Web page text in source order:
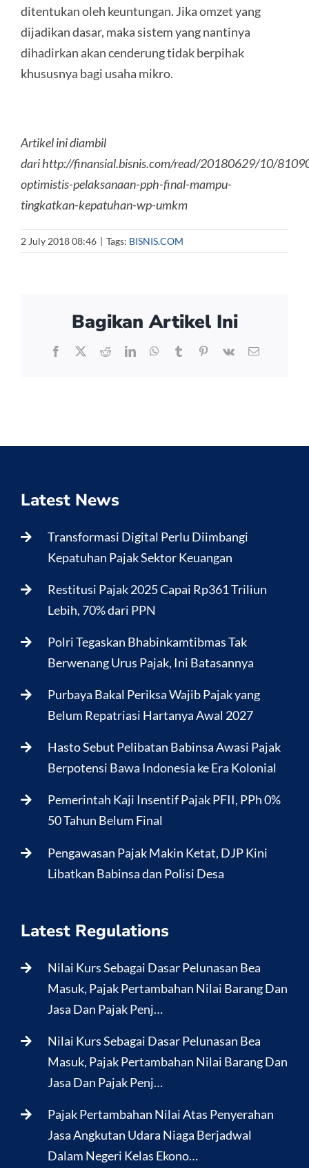
ditentukan oleh keuntungan. Jika omzet yang
dijadikan dasar, maka sistem yang nantinya
dihadirkan akan cenderung tidak berpihak
khususnya bagi usaha mikro.
Artikel ini diambil
dari http://finansial.bisnis.com/read/20180629/10/
optimistis-pelaksanaan-pph-final-mampu-
tingkatkan-kepatuhan-wp-umkm
2 July 2018 08:46 | Tags: BISNIS.COM
Bagikan Artikel Ini
Facebook
X RedditLinkedInWhatsApp
TumblrPinterest
Vk Email
Latest News
Transformasi Digital Perlu Diimbangi
Kepatuhan Pajak Sektor Keuangan
Restitusi Pajak 2025 Capai Rp361 Triliun
Lebih, 70% dari PPN
Polri Tegaskan Bhabinkamtibmas Tak
Berwenang Urus Pajak, Ini Batasannya
Purbaya Bakal Periksa Wajib Pajak yang
Belum Repatriasi Hartanya Awal 2027
Hasto Sebut Pelibatan Babinsa Awasi Pajak
Berpotensi Bawa Indonesia ke Era Kolonial
Pemerintah Kaji Insentif Pajak PFII, PPh 0%
50 Tahun Belum Final
Pengawasan Pajak Makin Ketat, DJP Kini
Libatkan Babinsa dan Polisi Desa
Latest Regulations
Nilai Kurs Sebagai Dasar Pelunasan Bea
Masuk, Pajak Pertambahan Nilai Barang Dan
Jasa Dan Pajak Penj…
Nilai Kurs Sebagai Dasar Pelunasan Bea
Masuk, Pajak Pertambahan Nilai Barang Dan
Jasa Dan Pajak Penj…
Pajak Pertambahan Nilai Atas Penyerahan
Jasa Angkutan Udara Niaga Berjadwal
Dalam Negeri Kelas Ekono…